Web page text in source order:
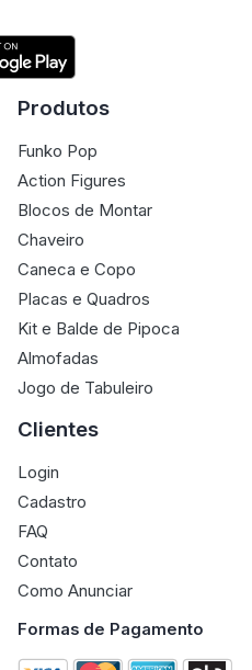
Produtos
Funko Pop
Action Figures
Blocos de Montar
Chaveiro
Caneca e Copo
Placas e Quadros
Kit e Balde de Pipoca
Almofadas
Jogo de Tabuleiro
Clientes
Login
Cadastro
FAQ
Contato
Como Anunciar
Formas de Pagamento